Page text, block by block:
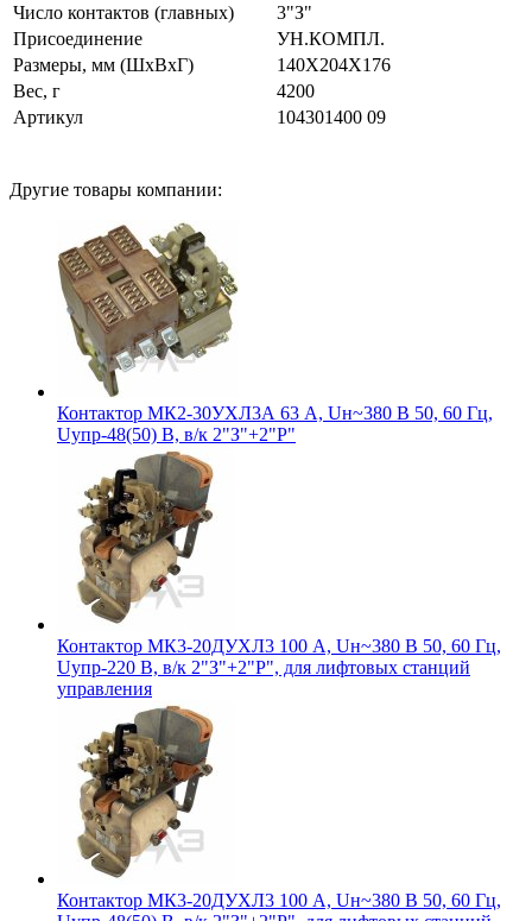
Число контактов (главных)
3"З"
Присоединение
УН.КОМПЛ.
Размеры, мм (ШхВхГ)
140Х204Х176
Вес, г
4200
Артикул
104301400 09
Другие товары компании:
Контактор МК2-30УХЛ3А 63 А, Uн~380 В 50, 60 Гц,
Uупр-48(50) В, в/к 2"З"+2"Р"
Контактор МК3-20ДУХЛ3 100 А, Uн~380 В 50, 60 Гц,
Uупр-220 В, в/к 2"З"+2"Р", для лифтовых станций
управления
Контактор МК3-20ДУХЛ3 100 А, Uн~380 В 50, 60 Гц,